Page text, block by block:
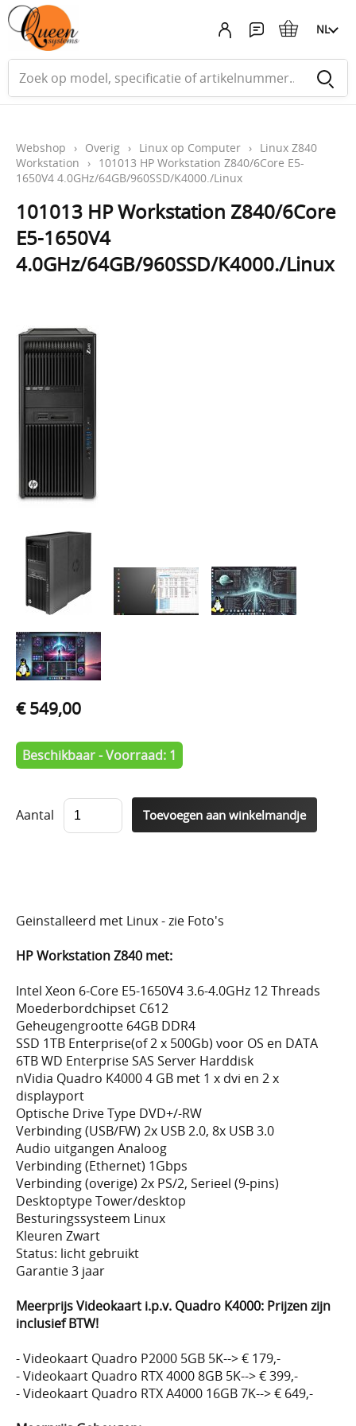
NL
Webshop › Overig › Linux op Computer › Linux Z840
Workstation
› 101013 HP Workstation Z840/6Core E5-
1650V4 4.0GHz/64GB/960SSD/K4000./Linux
101013 HP Workstation Z840/6Core
E5-1650V4
4.0GHz/64GB/960SSD/K4000./Linux
€ 549,00
Beschikbaar - Voorraad: 1
Aantal
Geinstalleerd met Linux - zie Foto's
HP Workstation Z840 met:
Intel Xeon 6-Core E5-1650V4 3.6-4.0GHz 12 Threads
Moederbordchipset C612
Geheugengrootte 64GB DDR4
SSD 1TB Enterprise(of 2 x 500Gb) voor OS en DATA
6TB WD Enterprise SAS Server Harddisk
nVidia Quadro K4000 4 GB met 1 x dvi en 2 x
displayport
Optische Drive Type DVD+/-RW
Verbinding (USB/FW) 2x USB 2.0, 8x USB 3.0
Audio uitgangen Analoog
Verbinding (Ethernet) 1Gbps
Verbinding (overige) 2x PS/2, Serieel (9-pins)
Desktoptype Tower/desktop
Besturingssysteem Linux
Kleuren Zwart
Status: licht gebruikt
Garantie 3 jaar
Meerprijs Videokaart i.p.v. Quadro K4000: Prijzen zijn
inclusief BTW!
- Videokaart Quadro P2000 5GB 5K--> € 179,-
- Videokaart Quadro RTX 4000 8GB 5K--> € 399,-
- Videokaart Quadro RTX A4000 16GB 7K--> € 649,-